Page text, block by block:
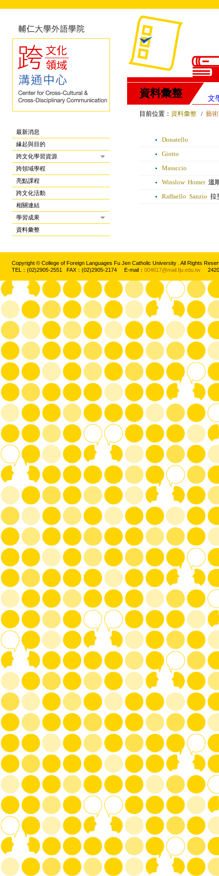
最新消息
緣起與目的
跨文化學習資源
跨領域學程
亮點課程
跨文化活動
相關連結
學習成果
資料彙整
資料彙整 文
目前位置： 資料彙整 / 藝
Donatello
Giotto
Massccio
Winslow Homer溫
Raffaello Sanzio 拉
Copyright © College of Foreign Languages Fu Jen Catholic University . All Rights
TEL：(02)2905-2551 FAX：(02)2905-2174 E-mail： 004617@mail.fju.edu.tw